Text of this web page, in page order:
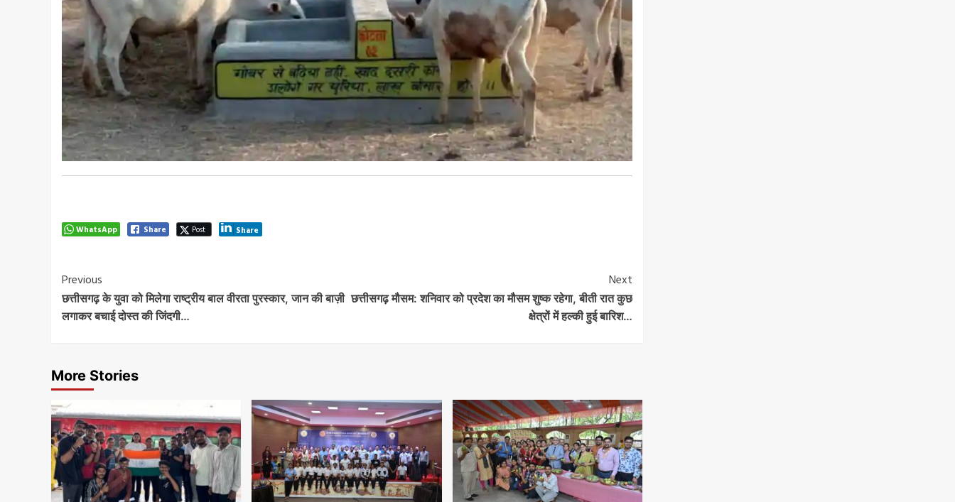
WhatsApp Share Post Share
Post
Navigation
Previous
छत्तीसगढ़ के युवा को मिलेगा राष्ट्रीय बाल वीरता पुरस्कार, जान की बाज़ी
लगाकर बचाई दोस्त की जिंदगी…
Next
छत्तीसगढ़ मौसम: शनिवार को प्रदेश का मौसम शुष्क रहेगा, बीती रात कुछ
क्षेत्रों में हल्की हुई बारिश…
More Stories